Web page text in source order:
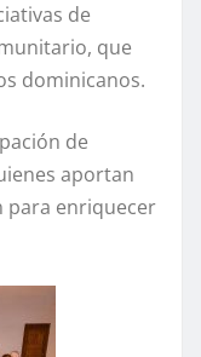
de
que
dominicanos.
de
aportan
para enriquecer